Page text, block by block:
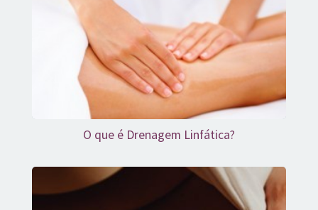
O que é Drenagem Linfática?